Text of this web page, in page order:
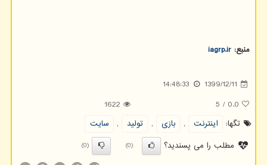
منبع: iagrp.ir
1399/12/11
14:48:33
0.0
/
5
1622
تگها:
اینترنت , بازی , تولید ,
سایت
مطلب را می پسندید؟
(0)
(0)